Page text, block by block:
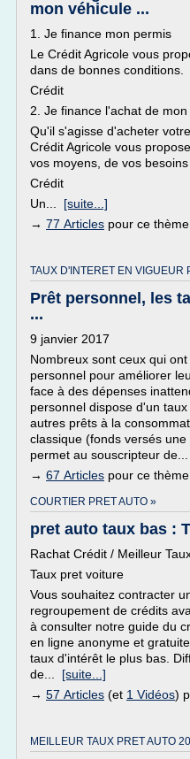
mon véhicule ...
1. Je finance mon permis
Le Crédit Agricole vous
dans de bonnes conditions.
Crédit
2. Je finance l'achat de
Qu'il s'agisse d'acheter
Crédit Agricole vous
vos moyens, de vos
Crédit
Un... [suite...]
→ 77 Articles pour ce thème
TAUX D'INTERET EN VIGUEUR
Prêt personnel, les
...
9 janvier 2017
Nombreux sont ceux qui
personnel pour améliorer
face à des dépenses
personnel dispose d'un
autres prêts à la
classique (fonds versés
permet au souscripteur de...
→ 67 Articles pour ce thème
COURTIER PRET AUTO »
pret auto taux bas :
Rachat Crédit / Meilleur
Taux pret voiture
Vous souhaitez contracter
regroupement de crédits
à consulter notre guide du
en ligne anonyme et
taux d'intérêt le plus bas.
de... [suite...]
→ 57 Articles (et 1 Vidéos)
MEILLEUR TAUX PRET AUTO